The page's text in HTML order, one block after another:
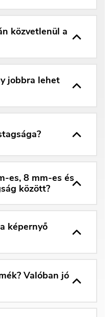
közvetlenül a
jobbra lehet
es, 8 mm-es és
között?
képernyő
Valóban jó